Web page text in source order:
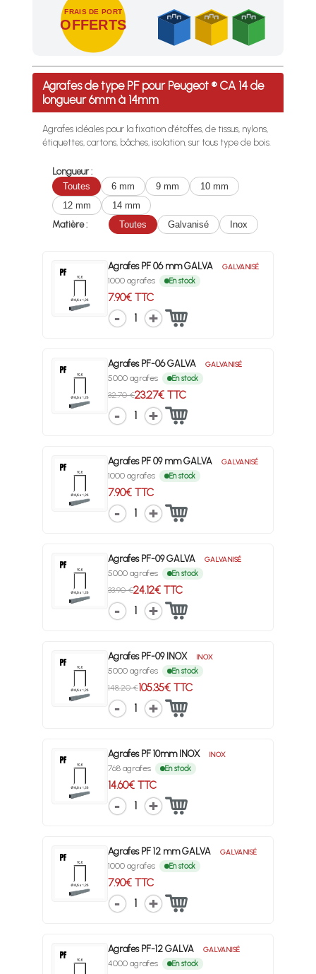
FRAIS DE PORT
OFFERTS
Profitez des Frais de port offerts en France
Agrafes de type PF pour Peugeot ® CA 14 de
longueur 6mm à 14mm
Agrafes idéales pour la fixation d'étoffes, de tissus, nylons,
étiquettes, cartons, bâches, isolation, sur tous type de bois.
Longueur :
Toutes
6 mm 9 mm
10 mm
12 mm
14 mm
Matière :
Toutes Galvanisé Inox
Agrafes PF 06 mm GALVA GALVANISÉ
1000 agrafes En stock
7.90€ TTC
1
Agrafes PF-06 GALVA GALVANISÉ
5000 agrafes En stock
32.70 €23.27€ TTC
1
Agrafes PF 09 mm GALVA GALVANISÉ
1000 agrafes En stock
7.90€ TTC
1
Agrafes PF-09 GALVA GALVANISÉ
5000 agrafes En stock
33.90 €24.12€ TTC
1
Agrafes PF-09 INOX INOX
5000 agrafes En stock
148.20 €105.35€ TTC
1
Agrafes PF 10mm INOX INOX
768 agrafes En stock
14.60€ TTC
1
Agrafes PF 12 mm GALVA GALVANISÉ
1000 agrafes En stock
7.90€ TTC
1
Agrafes PF-12 GALVA GALVANISÉ
4000 agrafes En stock